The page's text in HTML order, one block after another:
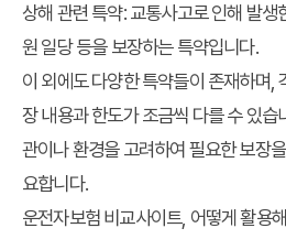
상해 관련 특약: 교통사고로 인해 발
원 일당 등을 보장하는 특약입니다.
이 외에도 다양한 특약들이 존재하며,
장 내용과 한도가 조금씩 다를 수 있습
관이나 환경을 고려하여 필요한 보장
요합니다.
운전자보험 비교사이트, 어떻게 활용